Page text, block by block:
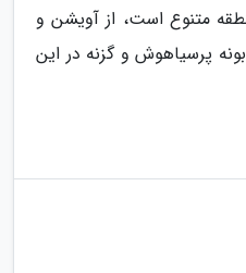
متنوع است، از آویشن و
پرسیاهوش و گزنه در این